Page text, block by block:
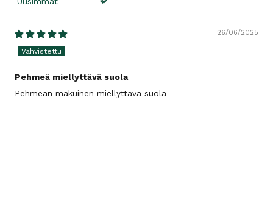
Sort by
26/06/2025
Pehmeä miellyttävä suola
Pehmeän makuinen miellyttävä suola